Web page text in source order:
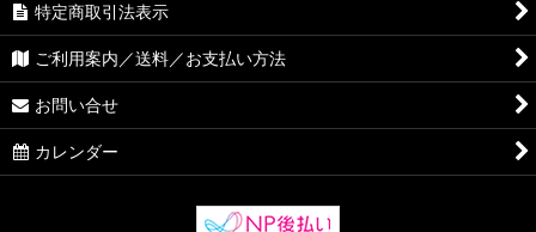
特定商取引法表示
ご利用案内／送料／お支払い方法
お問い合せ
カレンダー